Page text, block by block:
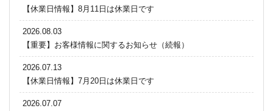
【休業日情報】8月11日は休業日です
2026.08.03
【重要】お客様情報に関するお知らせ（続報）
2026.07.13
【休業日情報】7月20日は休業日です
2026.07.07